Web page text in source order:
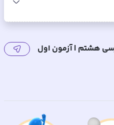
هشتم | آزمون اول